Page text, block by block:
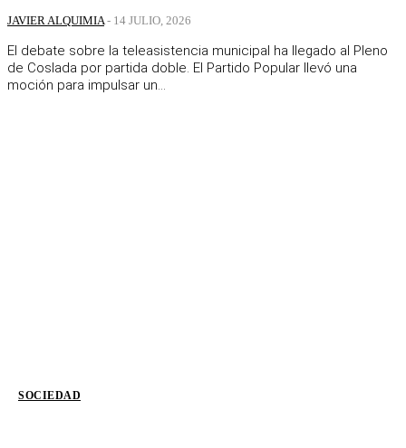
JAVIER ALQUIMIA - 14 JULIO, 2026
El debate sobre la teleasistencia municipal ha llegado al Pleno
de Coslada por partida doble. El Partido Popular llevó una
moción para impulsar un...
SOCIEDAD